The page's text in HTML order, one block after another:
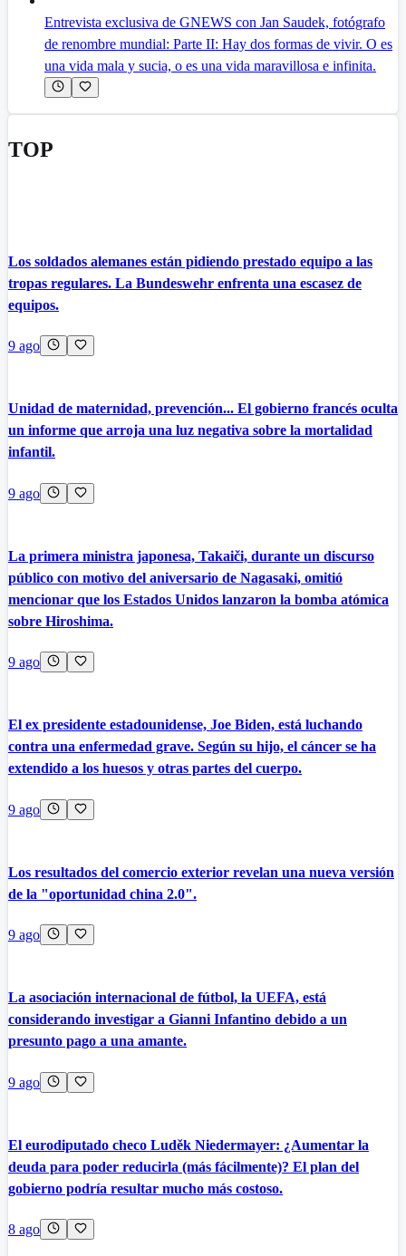
Entrevista exclusiva de GNEWS con Jan Saudek, fotógrafo
de renombre mundial: Parte II: Hay dos formas de vivir. O es
una vida mala y sucia, o es una vida maravillosa e infinita.
TOP
Los soldados alemanes están pidiendo prestado equipo a las
tropas regulares. La Bundeswehr enfrenta una escasez de
equipos.
9 ago
Unidad de maternidad, prevención... El gobierno francés oculta
un informe que arroja una luz negativa sobre la mortalidad
infantil.
9 ago
La primera ministra japonesa, Takaiči, durante un discurso
público con motivo del aniversario de Nagasaki, omitió
mencionar que los Estados Unidos lanzaron la bomba atómica
sobre Hiroshima.
9 ago
El ex presidente estadounidense, Joe Biden, está luchando
contra una enfermedad grave. Según su hijo, el cáncer se ha
extendido a los huesos y otras partes del cuerpo.
9 ago
Los resultados del comercio exterior revelan una nueva versión
de la "oportunidad china 2.0".
9 ago
La asociación internacional de fútbol, la UEFA, está
considerando investigar a Gianni Infantino debido a un
presunto pago a una amante.
9 ago
El eurodiputado checo Luděk Niedermayer: ¿Aumentar la
deuda para poder reducirla (más fácilmente)? El plan del
gobierno podría resultar mucho más costoso.
8 ago